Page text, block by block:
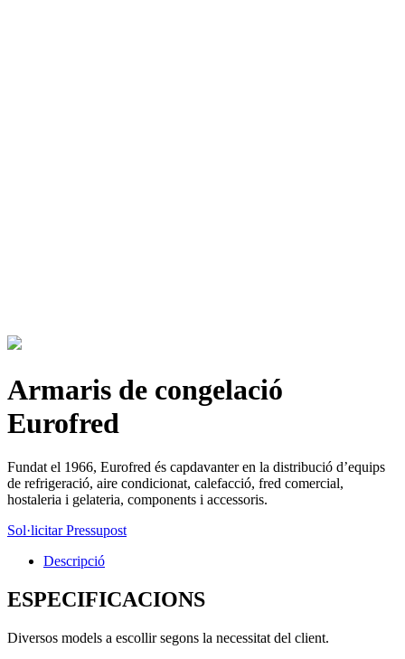
Armaris de congelació
Eurofred
Fundat el 1966, Eurofred és capdavanter en la distribució d’equips
de refrigeració, aire condicionat, calefacció, fred comercial,
hostaleria i gelateria, components i accessoris.
Sol·licitar Pressupost
Descripció
ESPECIFICACIONS
Diversos models a escollir segons la necessitat del client.